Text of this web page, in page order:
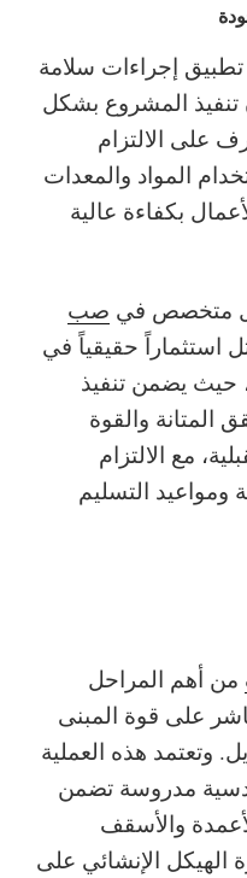
إجراءات سلامة
تنفيذ المشروع بشكل
على الالتزام
المواد والمعدات
بكفاءة عالية
متخصص في صب
استثماراً حقيقياً في
حيث يضمن تنفيذ
المتانة والقوة
مع الالتزام
ومواعيد التسليم
من أهم المراحل
على قوة المبنى
وتعتمد هذه العملية
مدروسة تضمن
والأسقف
الهيكل الإنشائي على